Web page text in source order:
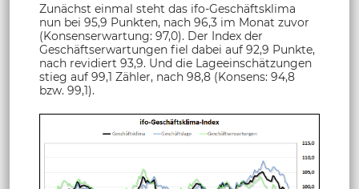
Zunächst einmal steht das ifo-Geschäftsklima
nun bei 95,9 Punkten, nach 96,3 im Monat zuvor
(Konsenserwartung: 97,0). Der Index der
Geschäftserwartungen fiel dabei auf 92,9 Punkte,
nach revidiert 93,9. Und die Lageeinschätzungen
stieg auf 99,1 Zähler, nach 98,8 (Konsens: 94,8
bzw. 99,1).